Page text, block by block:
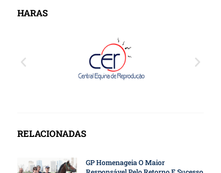
HARAS
RELACIONADAS
GP Homenageia O Maior